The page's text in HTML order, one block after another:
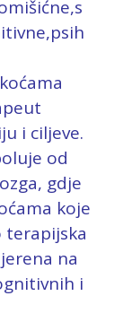
i ciljeve.
od
gdje
koje
terapijska
na
i